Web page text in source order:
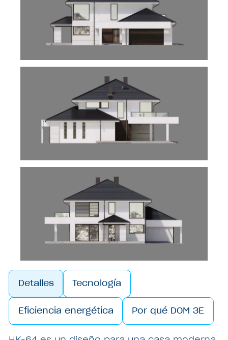
Detalles Tecnología
Eficiencia energética Por qué DOM 3E